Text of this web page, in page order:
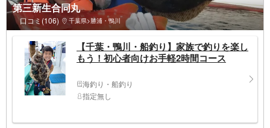
第三新生合同丸
口コミ(106) 千葉県>勝浦・鴨川
【千葉・鴨川・船釣り】家族で釣りを楽し
もう！初心者向けお手軽2時間コース
海釣り・船釣り
指定無し